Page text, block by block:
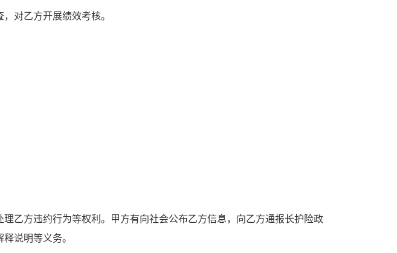
对乙方开展绩效考核。
乙方违约行为等权利。甲方有向社会公布乙方信息，向乙方通报长护险政
说明等义务。